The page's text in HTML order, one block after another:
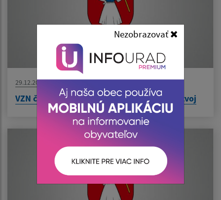
Nezobrazovať
29.12.2022
VZN č. 06/2022 o miestnom poplatku za rozvoj